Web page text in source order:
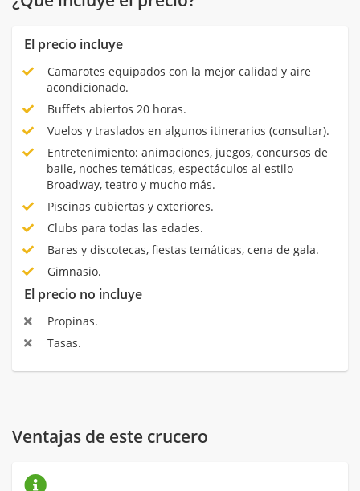
El precio incluye
Camarotes equipados con la mejor calidad y aire
acondicionado.
Buffets abiertos 20 horas.
Vuelos y traslados en algunos itinerarios (consultar).
Entretenimiento: animaciones, juegos, concursos de
baile, noches temáticas, espectáculos al estilo
Broadway, teatro y mucho más.
Piscinas cubiertas y exteriores.
Clubs para todas las edades.
Bares y discotecas, fiestas temáticas, cena de gala.
Gimnasio.
El precio no incluye
Propinas.
Tasas.
Ventajas de este crucero